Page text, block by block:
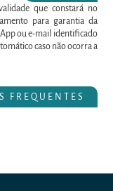
que constará no
para garantia da
ou e-mail identificado
caso não ocorra a
FREQUENTES